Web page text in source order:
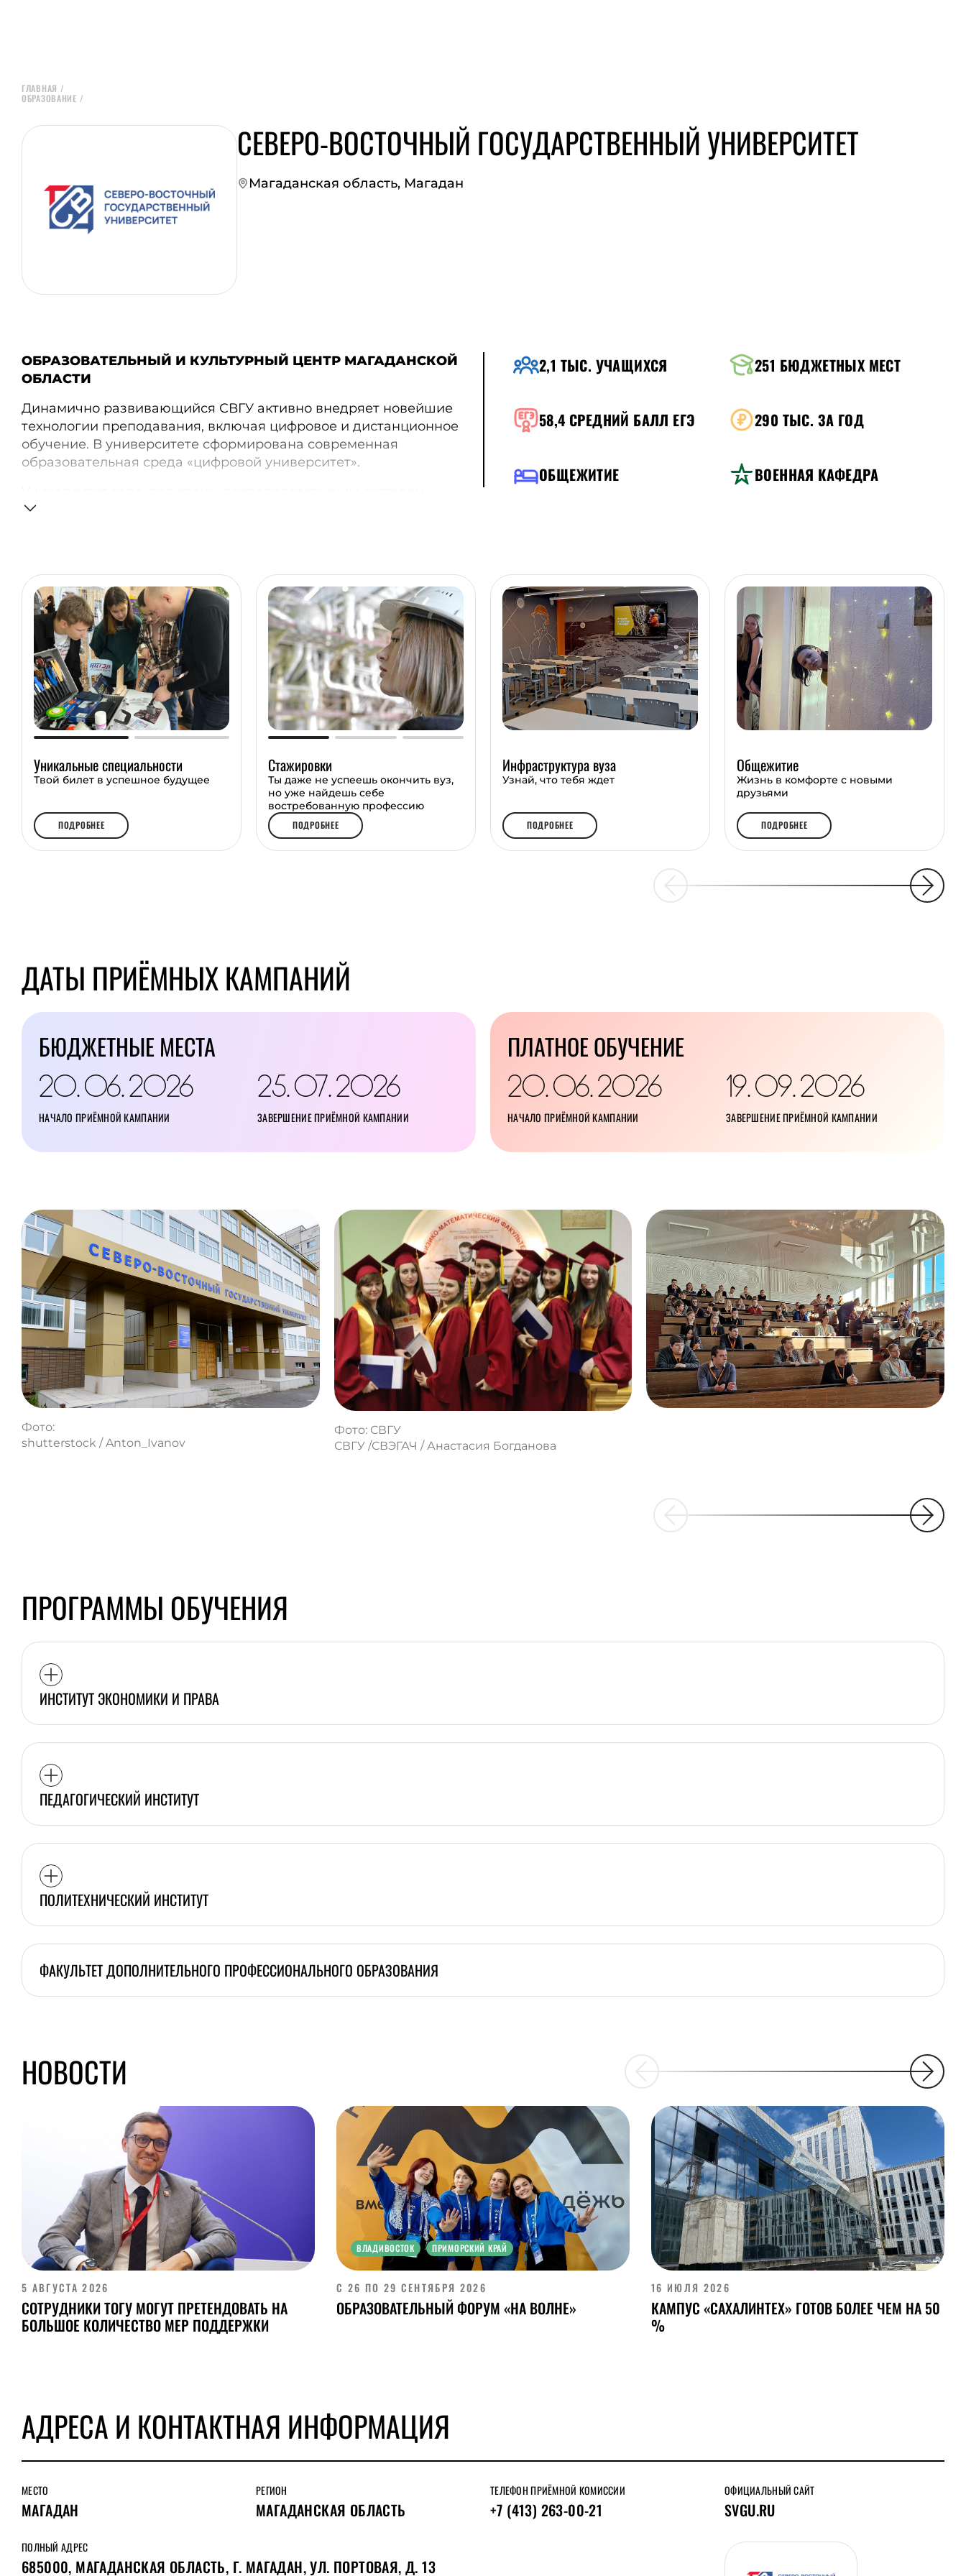
ГЛАВНАЯ /
ОБРАЗОВАНИЕ /
СЕВЕРО-ВОСТОЧНЫЙ ГОСУДАРСТВЕННЫЙ УНИВЕРСИТЕТ
Магаданская область, Магадан
ОБРАЗОВАТЕЛЬНЫЙ И КУЛЬТУРНЫЙ ЦЕНТР МАГАДАНСКОЙ
ОБЛАСТИ
Динамично развивающийся СВГУ активно внедряет новейшие
технологии преподавания, включая цифровое и дистанционное
обучение. В университете сформирована современная
образовательная среда «цифровой университет».
состоящим из высококвалифицированных специалистов, докторов
профессии востребованы во всех сферах экономики. Из стен
университета выходят квалифицированные горняки, учителя,
строители и экономисты. Программы сотрудничества с
работодателями обеспечивают успешное трудоустройство
выпускников.
В СВГУ создана многоуровневая стипендиальная система, которая
предусматривает повышенные стипендии за достижения в
научной, общественной, спортивной и творческой деятельности, а
также за успехи в учебе.
2,1 ТЫС. УЧАЩИХСЯ
58,4СРЕДНИЙ БАЛЛ ЕГЭ 290 ТЫС. ЗА ГОД
ВОЕННАЯ КАФЕДРА
ОБЩЕЖИТИЕ
251 БЮДЖЕТНЫХ МЕСТ
Уникальные специальности
Твой билет в успешное будущее
ПОДРОБНЕЕ
Стажировки
Ты даже не успеешь окончить вуз,
но уже найдешь себе
востребованную профессию
ПОДРОБНЕЕ
Инфраструктура вуза
Узнай, что тебя ждет
ПОДРОБНЕЕ
Общежитие
Жизнь в комфорте с новыми
друзьями
ПОДРОБНЕЕ
ДАТЫ ПРИЁМНЫХ КАМПАНИЙ
БЮДЖЕТНЫЕ МЕСТА
20 06 2026
НАЧАЛО ПРИЁМНОЙ КАМПАНИИ
25 07 2026
ЗАВЕРШЕНИЕ ПРИЁМНОЙ КАМПАНИИ
ПЛАТНОЕ ОБУЧЕНИЕ
20 06 2026
НАЧАЛО ПРИЁМНОЙ КАМПАНИИ
19 09 2026
ЗАВЕРШЕНИЕ ПРИЁМНОЙ КАМПАНИИ
Фото:
shutterstock / Anton_Ivanov
Фото: СВГУ
СВГУ /СВЭГАЧ / Анастасия Богданова
ПРОГРАММЫ ОБУЧЕНИЯ
ИНСТИТУТ ЭКОНОМИКИ И ПРАВА
ПЕДАГОГИЧЕСКИЙ ИНСТИТУТ
ПОЛИТЕХНИЧЕСКИЙ ИНСТИТУТ
ФАКУЛЬТЕТ ДОПОЛНИТЕЛЬНОГО ПРОФЕССИОНАЛЬНОГО ОБРАЗОВАНИЯ
НОВОСТИ
5 АВГУСТА 2026
СОТРУДНИКИ ТОГУ МОГУТ ПРЕТЕНДОВАТЬ НА
БОЛЬШОЕ КОЛИЧЕСТВО МЕР ПОДДЕРЖКИ
ВЛАДИВОСТОК ПРИМОРСКИЙ КРАЙ
С 26 ПО 29 СЕНТЯБРЯ 2026
ОБРАЗОВАТЕЛЬНЫЙ ФОРУМ «НА ВОЛНЕ»
16 ИЮЛЯ 2026
КАМПУС «САХАЛИНТЕХ» ГОТОВ БОЛЕЕ ЧЕМ НА 50
%
АДРЕСА И КОНТАКТНАЯ ИНФОРМАЦИЯ
МЕСТО
МАГАДАН
РЕГИОН
МАГАДАНСКАЯ ОБЛАСТЬ
ОФИЦИАЛЬНЫЙ САЙТ
SVGU.RU
ТЕЛЕФОН ПРИЁМНОЙ КОМИССИИ
+7 (413) 263-00-21
ПОЛНЫЙ АДРЕС
685000, МАГАДАНСКАЯ ОБЛАСТЬ, Г. МАГАДАН, УЛ. ПОРТОВАЯ, Д. 13